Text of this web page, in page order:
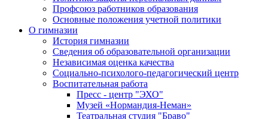
Профсоюз работников образования
Основные положения учетной политики
О гимназии
История гимназии
Сведения об образовательной организации
Независимая оценка качества
Социально-психолого-педагогический центр
Воспитательная работа
Пресс - центр "ЭХО"
Музей «Нормандия-Неман»
Театральная студия "Браво"